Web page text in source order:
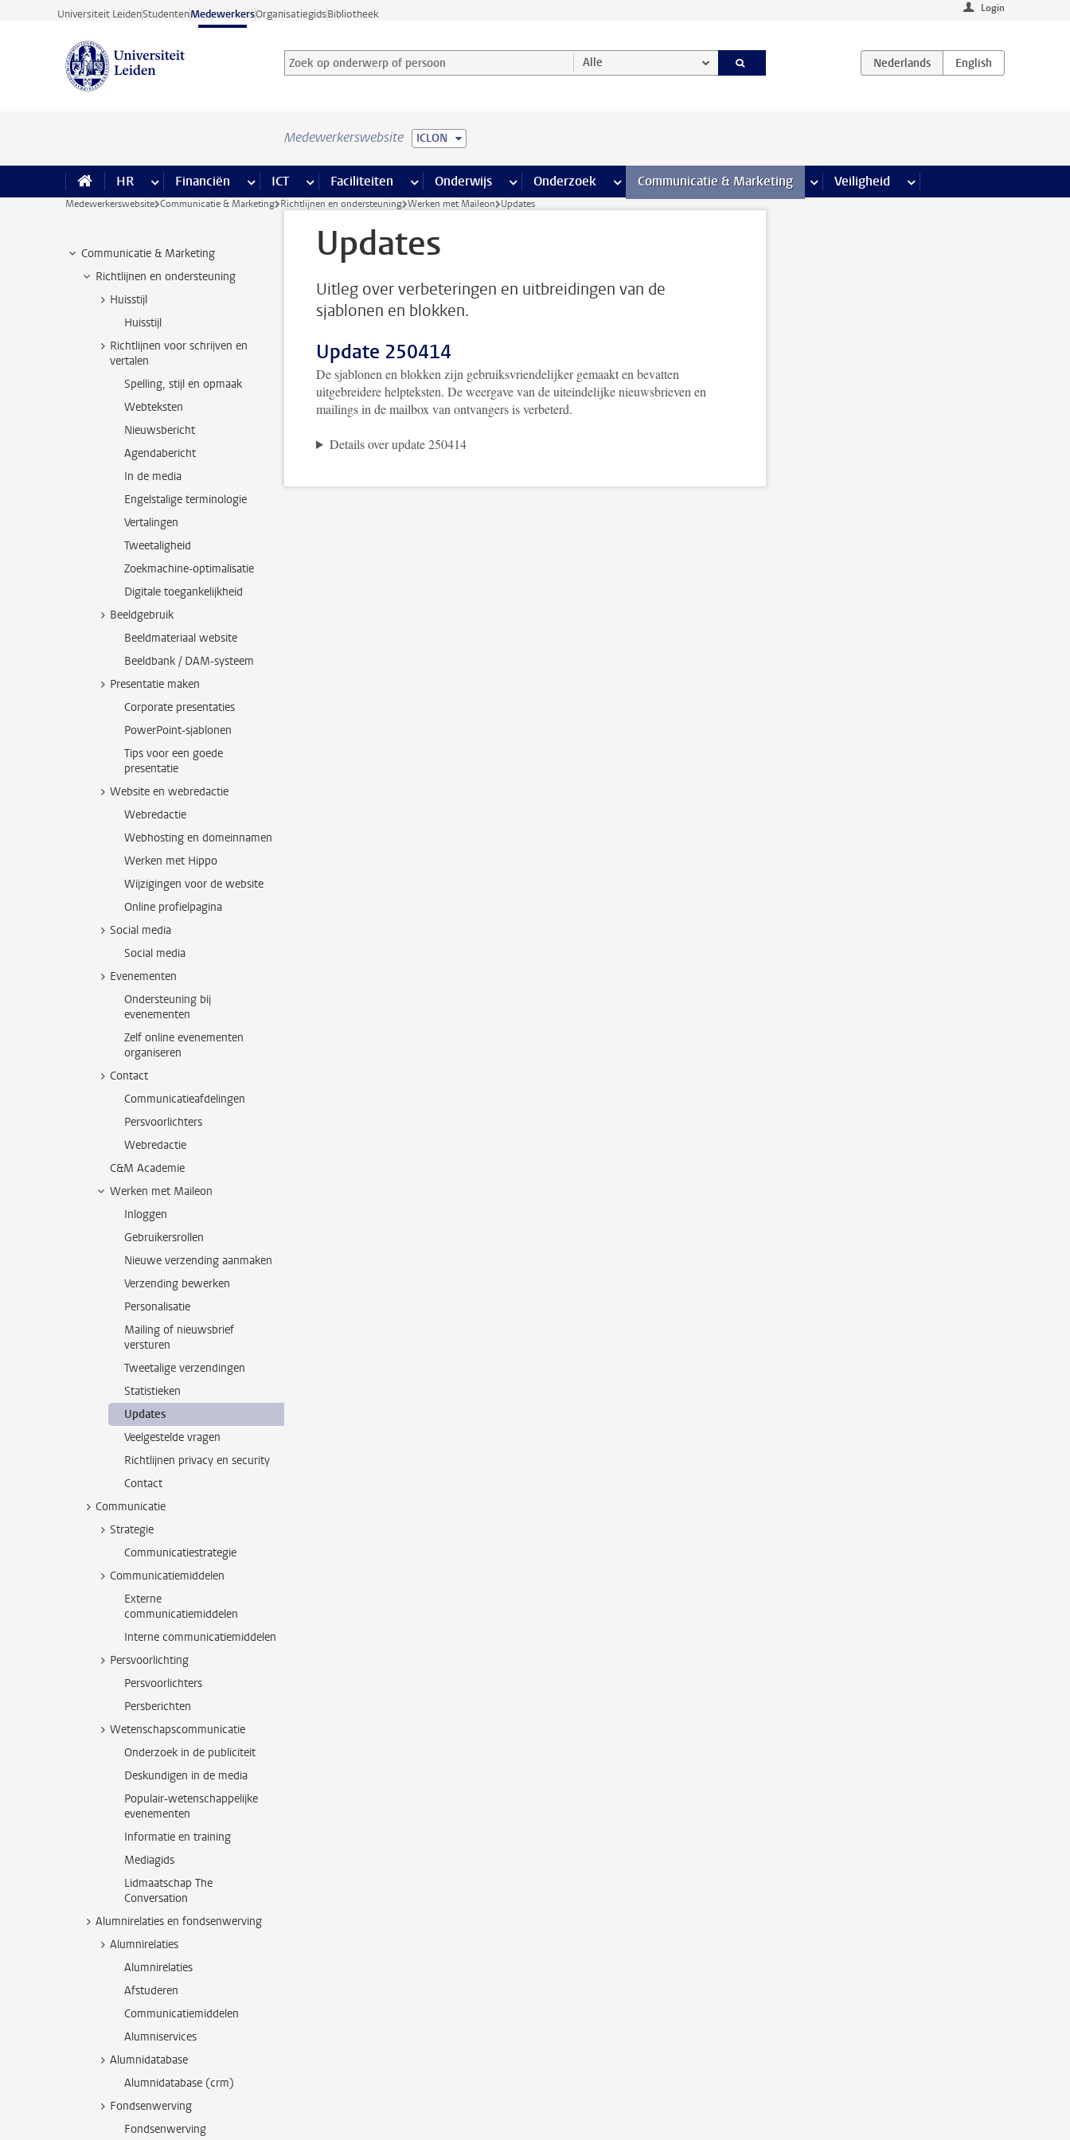
Ga direct naar de inhoud
Universiteit LeidenStudentenMedewerkersOrganisatiegidsBibliotheek Login
Zoek op onderwerp of persoon en selecteer categorie
Zoekterm Alle
Medewerkerswebsite ICLON
HR meer HR pagina’s
Financiën meer Financiën pagina’s
ICT meer ICT pagina’s
Faciliteiten meer Faciliteiten pagina’s
Onderwijs meer Onderwijs pagina’s
Onderzoek meer Onderzoek pagina’s
Communicatie & Marketing meer Communicatie & Marketing pagina’s
Veiligheid meer Veiligheid pagina’s
Medewerkerswebsite Communicatie & Marketing Richtlijnen en ondersteuning Werken met Maileon Updates
Communicatie & Marketing
Richtlijnen en ondersteuning
Huisstijl
Huisstijl
Richtlijnen voor schrijven en
vertalen
Spelling, stijl en opmaak
Webteksten
Nieuwsbericht
Agendabericht
In de media
Engelstalige terminologie
Vertalingen
Tweetaligheid
Zoekmachine-optimalisatie
Digitale toegankelijkheid
Beeldgebruik
Beeldmateriaal website
Beeldbank / DAM-systeem
Presentatie maken
Corporate presentaties
PowerPoint-sjablonen
Tips voor een goede
presentatie
Website en webredactie
Webredactie
Webhosting en domeinnamen
Werken met Hippo
Wijzigingen voor de website
Online profielpagina
Social media
Social media
Evenementen
Ondersteuning bij
evenementen
Zelf online evenementen
organiseren
Contact
Communicatieafdelingen
Persvoorlichters
Webredactie
C&M Academie
Werken met Maileon
Inloggen
Gebruikersrollen
Nieuwe verzending aanmaken
Verzending bewerken
Personalisatie
Mailing of nieuwsbrief
versturen
Tweetalige verzendingen
Statistieken
Updates
Veelgestelde vragen
Richtlijnen privacy en security
Contact
Communicatie
Strategie
Communicatiestrategie
Communicatiemiddelen
Externe
communicatiemiddelen
Interne communicatiemiddelen
Persvoorlichting
Persvoorlichters
Persberichten
Wetenschapscommunicatie
Onderzoek in de publiciteit
Deskundigen in de media
Populair-wetenschappelijke
evenementen
Informatie en training
Mediagids
Lidmaatschap The
Conversation
Alumnirelaties en fondsenwerving
Alumnirelaties
Alumnirelaties
Afstuderen
Communicatiemiddelen
Alumniservices
Alumnidatabase
Alumnidatabase (crm)
Fondsenwerving
Fondsenwerving
Updates
Uitleg over verbeteringen en uitbreidingen van de
sjablonen en blokken.
Update 250414
De sjablonen en blokken zijn gebruiksvriendelijker gemaakt en bevatten
uitgebreidere helpteksten. De weergave van de uiteindelijke nieuwsbrieven en
mailings in de mailbox van ontvangers is verbeterd.
Details over update 250414